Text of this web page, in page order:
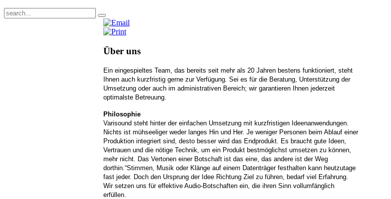
Über uns
Ein eingespieltes Team, das bereits seit mehr als 20 Jahren bestens funktioniert, steht
Ihnen auch kurzfristig gerne zur Verfügung. Sei es für die Beratung, Unterstützung der
Umsetzung oder auch im administrativen Bereich; wir garantieren Ihnen jederzeit
optimalste Betreuung.
Philosophie
Varisound steht hinter der einfachen Umsetzung mit kurzfristigen Ideenanwendungen.
Nichts ist mühseeliger weder langes Hin und Her. Je weniger Personen beim Ablauf einer
Produktion integriert sind, desto besser wird das Endprodukt. Es braucht gute Ideen,
Vertrauen und die nötige Technik, um ein Produkt bestmöglichst umsetzen zu können,
mehr nicht. Das Vertonen einer Botschaft ist das eine, das andere ist der Weg
dorthin.“Stimmen, Musik oder Klänge auf einem Datenträger festhalten kann heutzutage
fast jeder. Doch den Ursprung der Idee Richtung Ziel zu führen, bedarf viel Erfahrung.
Wir setzen uns für effektive Audio-Botschaften ein, die ihren Sinn vollumfänglich
erfüllen.